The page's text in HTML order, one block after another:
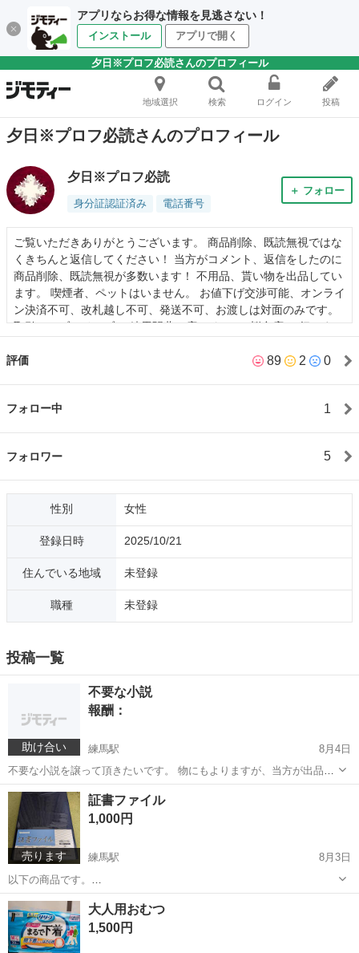
アプリならお得な情報を見逃さない！
インストール アプリで開く
夕日※プロフ必読さんのプロフィール
地域選択 検索 ログイン 投稿
夕日※プロフ必読さんのプロフィール
夕日※プロフ必読
身分証認証済み 電話番号
＋ フォロー
ご覧いただきありがとうございます。 商品削除、既読無視ではな
くきちんと返信してください！ 当方がコメント、返信をしたのに
商品削除、既読無視が多数います！ 不用品、貰い物を出品してい
ます。 喫煙者、ペットはいません。 お値下げ交渉可能、オンライ
ン決済不可、改札越し不可、発送不可、お渡しは対面のみです。
取引はセブンイレブン(練馬駅北口店)、なごみ(桜台店)で行いま
いします。
評価 89 2 0
フォロー中 1
フォロワー 5
性別 女性
登録日時 2025/10/21
住んでいる地域 未登録
職種 未登録
投稿一覧
助け合い
不要な小説
報酬：
練馬駅
8月4日
不要な小説を譲って頂きたいです。 物にもよりますが、当方が出品し
ている物との物々交換も可能です。 よろしくお願いします。
東京 練馬区 練馬駅
売ります
証書ファイル
1,000円
練馬駅
8月3日
以下の商品です。
https://www.amazon.co.jp/%E3%83%8A%E3%82%AB%E3%83%90%
E3%83%A4%E3%82%B7-
%E8%A8%BC%E6%9B%B8%E3%83%BB%E8%B...
東京 練馬区 練馬駅
大人用おむつ
1,500円